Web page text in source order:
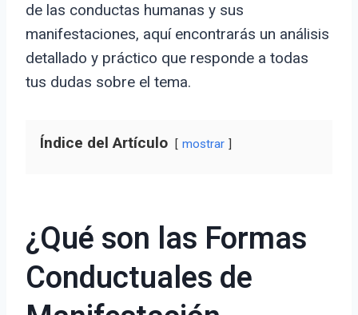
de las conductas humanas y sus
manifestaciones, aquí encontrarás un análisis
detallado y práctico que responde a todas
tus dudas sobre el tema.
Índice del Artículo mostrar
¿Qué son las Formas
Conductuales de